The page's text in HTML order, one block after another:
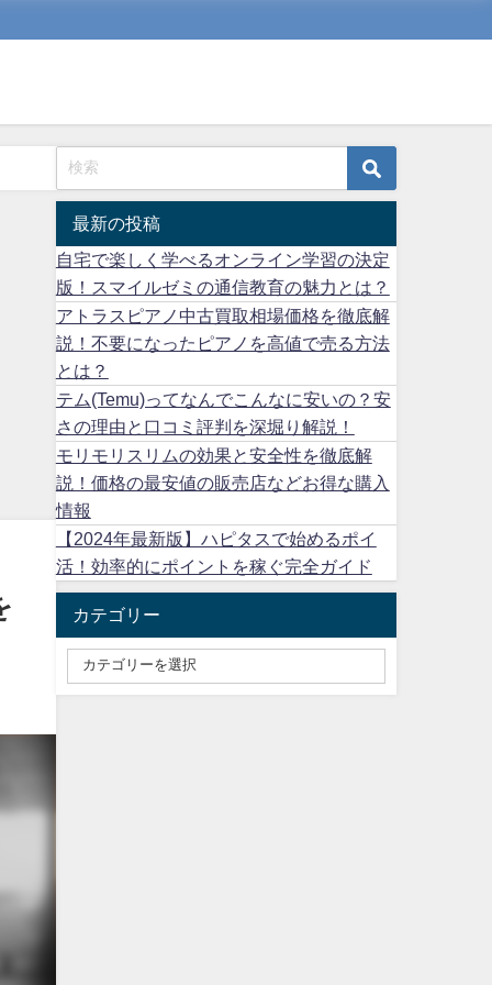
最新の投稿
自宅で楽しく学べるオンライン学習の決定
版！スマイルゼミの通信教育の魅力とは？
アトラスピアノ中古買取相場価格を徹底解
説！不要になったピアノを高値で売る方法
とは？
テム(Temu)ってなんでこんなに安いの？安
さの理由と口コミ評判を深堀り解説！
モリモリスリムの効果と安全性を徹底解
説！価格の最安値の販売店などお得な購入
情報
【2024年最新版】ハピタスで始めるポイ
活！効率的にポイントを稼ぐ完全ガイド
カテゴリー